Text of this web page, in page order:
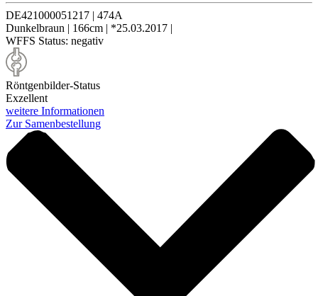
DE421000051217 | 474A
Dunkelbraun | 166cm | *25.03.2017 |
WFFS Status: negativ
Röntgenbilder-Status
Exzellent
weitere Informationen
Zur Samenbestellung